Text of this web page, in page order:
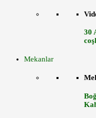
30
Mekanlar